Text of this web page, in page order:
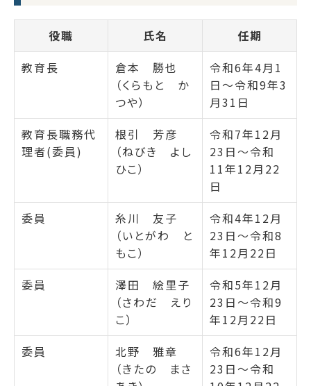
役職 氏名
任期
教育長
倉本 勝也
（くらもと か
つや）
令和6年4月1
日～令和9年3
月31日
教育長職務代
理者(委員)
根引 芳彦
（ねびき よし
ひこ）
令和7年12月
23日～令和
11年12月22
日
委員
糸川 友子
（いとがわ と
もこ）
令和4年12月
23日～令和8
年12月22日
委員
澤田 絵里子
（さわだ えり
こ）
令和5年12月
23日～令和9
年12月22日
委員
北野 雅章
（きたの まさ
令和6年12月
23日～令和